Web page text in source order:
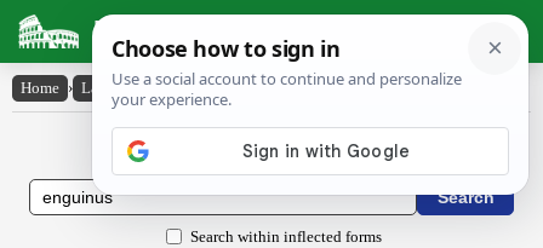
Latin Dictionary
Home › Latin-English › Engŭīnus
Latin to English Dictionary
Search within inflected forms